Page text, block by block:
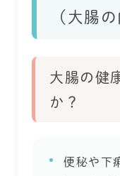
（大腸
大腸の健
か？
便秘や下